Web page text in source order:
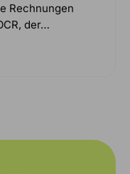
Rechnungen
der…